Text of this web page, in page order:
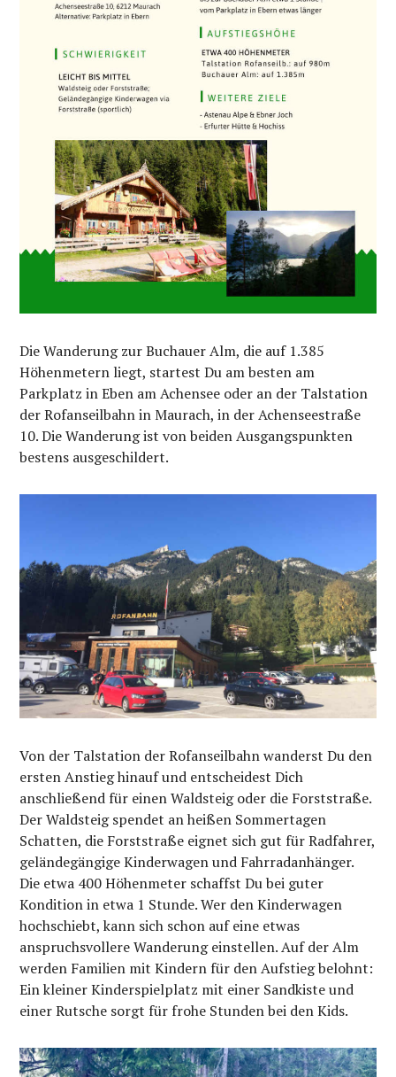
Die Wanderung zur Buchauer Alm, die auf 1.385
Höhenmetern liegt, startest Du am besten am
Parkplatz in Eben am Achensee oder an der Talstation
der Rofanseilbahn in Maurach, in der Achenseestraße
10. Die Wanderung ist von beiden Ausgangspunkten
bestens ausgeschildert.
Von der Talstation der Rofanseilbahn wanderst Du den
ersten Anstieg hinauf und entscheidest Dich
anschließend für einen Waldsteig oder die Forststraße.
Der Waldsteig spendet an heißen Sommertagen
Schatten, die Forststraße eignet sich gut für Radfahrer,
geländegängige Kinderwagen und Fahrradanhänger.
Die etwa 400 Höhenmeter schaffst Du bei guter
Kondition in etwa 1 Stunde. Wer den Kinderwagen
hochschiebt, kann sich schon auf eine etwas
anspruchsvollere Wanderung einstellen. Auf der Alm
werden Familien mit Kindern für den Aufstieg belohnt:
Ein kleiner Kinderspielplatz mit einer Sandkiste und
einer Rutsche sorgt für frohe Stunden bei den Kids.